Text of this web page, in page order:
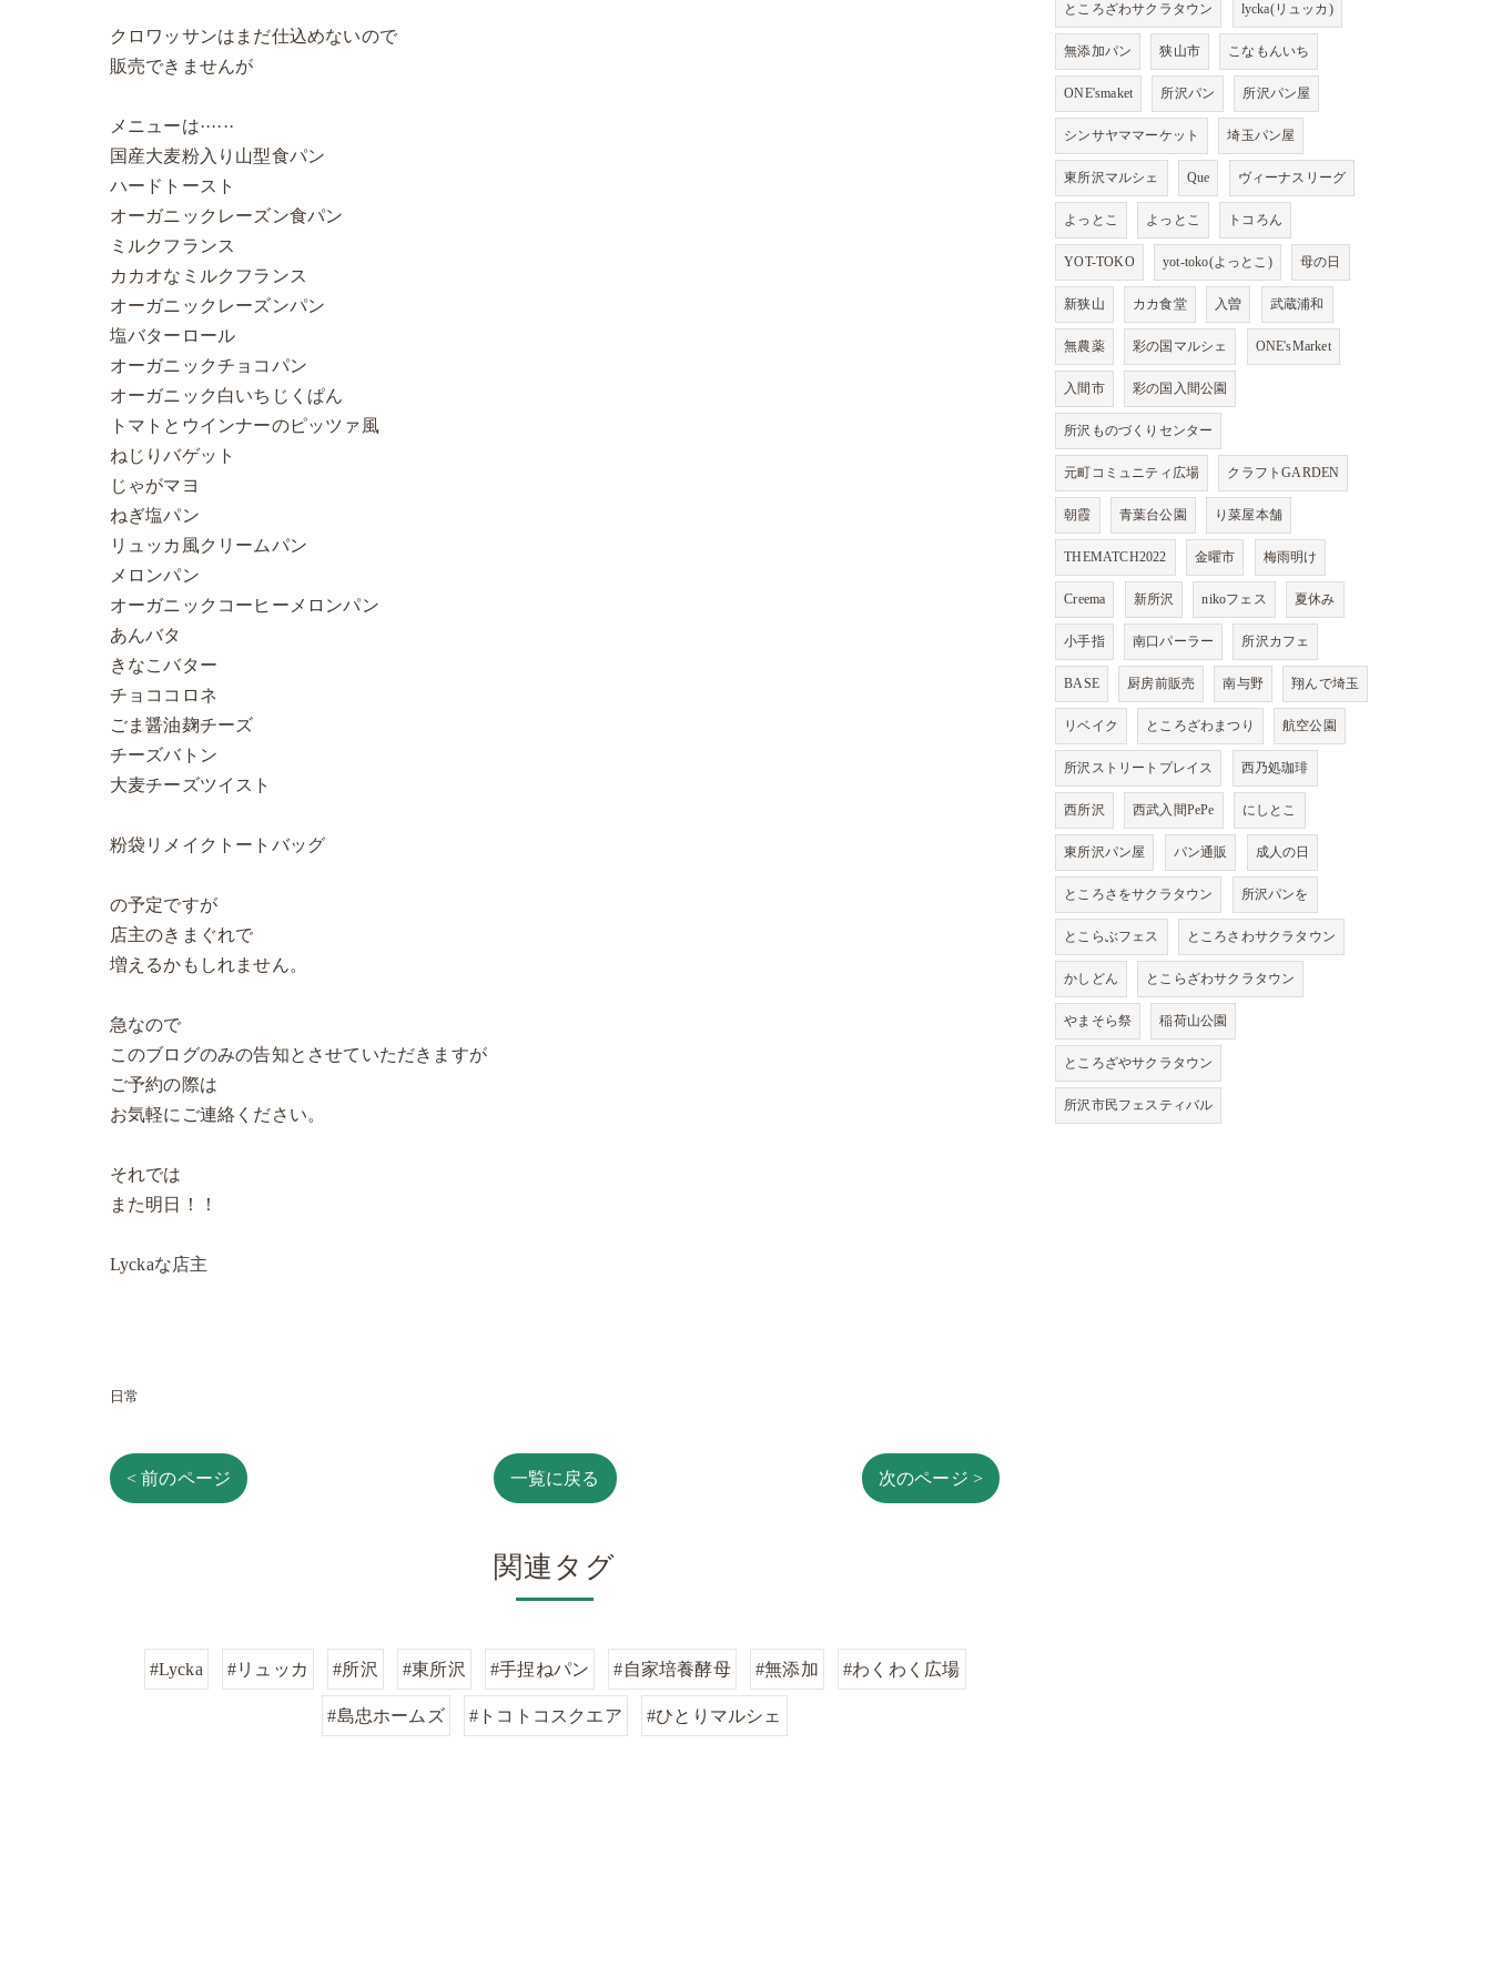
クロワッサンはまだ仕込めないので
販売できませんが
メニューは······
国産大麦粉入り山型食パン
ハードトースト
オーガニックレーズン食パン
ミルクフランス
カカオなミルクフランス
オーガニックレーズンパン
塩バターロール
オーガニックチョコパン
オーガニック白いちじくぱん
トマトとウインナーのピッツァ風
ねじりバゲット
じゃがマヨ
ねぎ塩パン
リュッカ風クリームパン
メロンパン
オーガニックコーヒーメロンパン
あんバタ
きなこバター
チョココロネ
ごま醤油麹チーズ
チーズバトン
大麦チーズツイスト
粉袋リメイクトートバッグ
の予定ですが
店主のきまぐれで
増えるかもしれません。
急なので
このブログのみの告知とさせていただきますが
ご予約の際は
お気軽にご連絡ください。
それでは
また明日！！
Lyckaな店主
日常
< 前のページ 一覧に戻る 次のページ >
関連タグ
#Lycka #リュッカ #所沢 #東所沢 #手捏ねパン #自家培養酵母 #無添加 #わくわく広場
#島忠ホームズ #トコトコスクエア #ひとりマルシェ
ところざわサクラタウン lycka(リュッカ)
無添加パン 狭山市 こなもんいち
ONE'smaket 所沢パン 所沢パン屋
シンサヤママーケット 埼玉パン屋
東所沢マルシェ Que ヴィーナスリーグ
よっとこ よっとこ トコろん
YOT-TOKO yot-toko(よっとこ) 母の日
新狭山 カカ食堂 入曽 武蔵浦和
無農薬 彩の国マルシェ ONE'sMarket
入間市 彩の国入間公園
所沢ものづくりセンター
元町コミュニティ広場 クラフトGARDEN
朝霞 青葉台公園 り菜屋本舗
THEMATCH2022 金曜市 梅雨明け
Creema 新所沢 nikoフェス 夏休み
小手指 南口パーラー 所沢カフェ
BASE 厨房前販売 南与野 翔んで埼玉
リベイク ところざわまつり 航空公園
所沢ストリートプレイス 西乃処珈琲
西所沢 西武入間PePe にしとこ
東所沢パン屋 パン通販 成人の日
ところさをサクラタウン 所沢パンを
とこらぶフェス ところさわサクラタウン
かしどん とこらざわサクラタウン
やまそら祭 稲荷山公園
ところざやサクラタウン
所沢市民フェスティバル